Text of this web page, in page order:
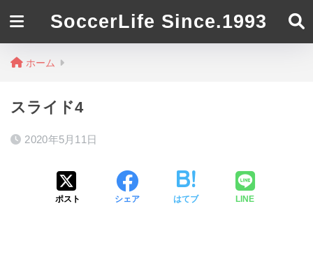
SoccerLife Since.1993
ホーム
スライド4
2020年5月11日
ポスト シェア はてブ LINE